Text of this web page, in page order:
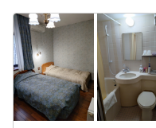
◆ お食事 ◆
＜ご夕食＞
郷土料理『きりたんぽ鍋』
＜ご朝食＞
身体に優しい味わいの『和
うぞ。